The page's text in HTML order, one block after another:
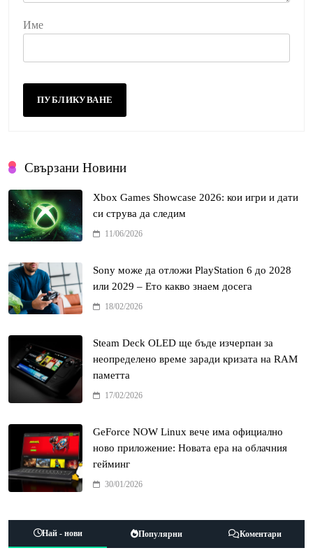
Име
Свързани Новини
Xbox Games Showcase 2026: кои игри и дати
си струва да следим
11/06/2026
Sony може да отложи PlayStation 6 до 2028
или 2029 – Ето какво знаем досега
18/02/2026
Steam Deck OLED ще бъде изчерпан за
неопределено време заради кризата на RAM
паметта
17/02/2026
GeForce NOW Linux вече има официално
ново приложение: Новата ера на облачния
гейминг
30/01/2026
Най - нови Популярни Коментари